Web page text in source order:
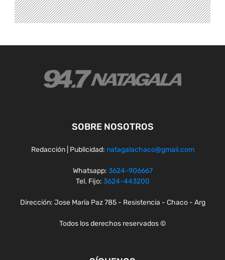
SOBRE NOSOTROS
Redacción | Publicidad: natagalachaco@gmail.com
Whatsapp: 3624-906667
Tel. Fijo: 3624-443200
Dirección: Jose María Paz 785 - Resistencia - Chaco - Arg
Todos los derechos reservados ©